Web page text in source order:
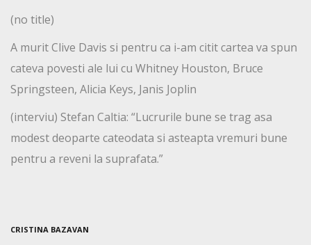
(no title)
A murit Clive Davis si pentru ca i-am citit cartea va spun
cateva povesti ale lui cu Whitney Houston, Bruce
Springsteen, Alicia Keys, Janis Joplin
(interviu) Stefan Caltia: “Lucrurile bune se trag asa
modest deoparte cateodata si asteapta vremuri bune
pentru a reveni la suprafata.”
CRISTINA BAZAVAN